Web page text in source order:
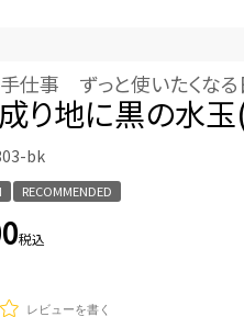
仕事 ずっと使いたくな
り地に黒の水
bk
RECOMMENDED
税込
レビューを書く